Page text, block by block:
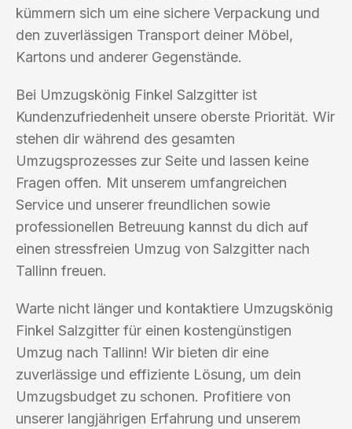
kümmern sich um eine sichere Verpackung und
den zuverlässigen Transport deiner Möbel,
Kartons und anderer Gegenstände.
Bei Umzugskönig Finkel Salzgitter ist
Kundenzufriedenheit unsere oberste Priorität. Wir
stehen dir während des gesamten
Umzugsprozesses zur Seite und lassen keine
Fragen offen. Mit unserem umfangreichen
Service und unserer freundlichen sowie
professionellen Betreuung kannst du dich auf
einen stressfreien Umzug von Salzgitter nach
Tallinn freuen.
Warte nicht länger und kontaktiere Umzugskönig
Finkel Salzgitter für einen kostengünstigen
Umzug nach Tallinn! Wir bieten dir eine
zuverlässige und effiziente Lösung, um dein
Umzugsbudget zu schonen. Profitiere von
unserer langjährigen Erfahrung und unserem